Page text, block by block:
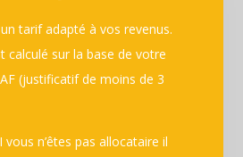
tarif adapté à vos revenus.
calculé sur la base de votre
(justificatif de moins de 3
n’êtes pas allocataire il